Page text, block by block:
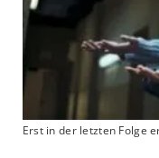
Erst in der letzten Folge